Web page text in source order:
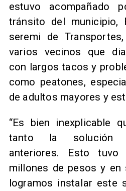
estuvo acompañado
tránsito del municipio,
seremi de
varios vecinos que
con largos tacos y
como peatones,
de adultos mayores y
“Es bien inexplicable
tanto la solución
anteriores. Esto
millones de pesos y
logramos instalar este